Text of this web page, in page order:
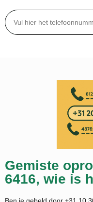
Gemiste
6416, wie is